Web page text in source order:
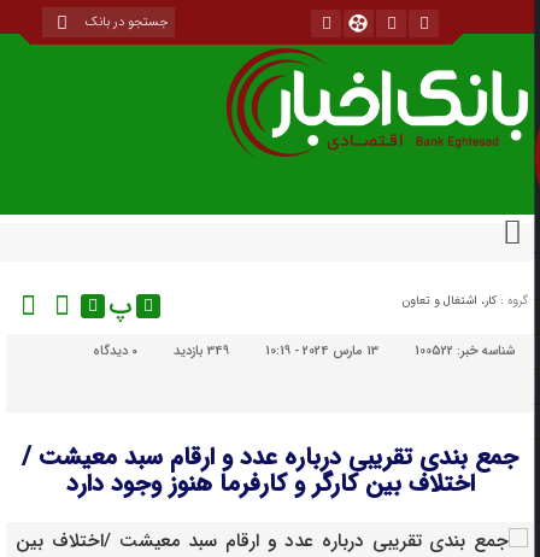
گروه : کار، اشتغال و تعاون پ
شناسه خبر:100522 13 مارس 2024 - 10:19 349 بازدید دیدگاه
جمع بندی تقریبی درباره عدد و ارقام سبد معیشت /
اختلاف بین کارگر و کارفرما هنوز وجود دارد